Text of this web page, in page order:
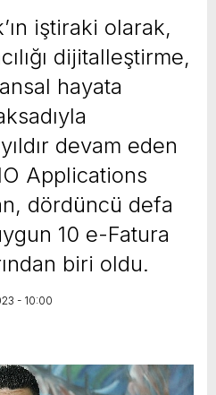
iştiraki olarak,
dijitalleştirme,
hayata
devam eden
Applications
dördüncü defa
10 e-Fatura
biri oldu.
- 10:00